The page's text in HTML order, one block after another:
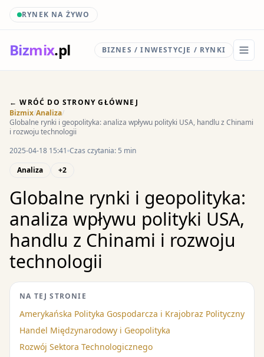
RYNEK NA ŻYWO
Bizmix.pl BIZNES / INWESTYCJE / RYNKI
← WRÓĆ DO STRONY GŁÓWNEJ
Bizmix/Analiza/
Globalne rynki i geopolityka: analiza wpływu polityki USA, handlu z Chinami
i rozwoju technologii
2025-04-18 15:41 Czas czytania: 5 min
Analiza
+2
Globalne rynki i geopolityka:
analiza wpływu polityki USA,
handlu z Chinami i rozwoju
technologii
NA TEJ STRONIE
Amerykańska Polityka Gospodarcza i Krajobraz Polityczny
Handel Międzynarodowy i Geopolityka
Rozwój Sektora Technologicznego